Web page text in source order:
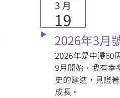
3 月
19
2026年3月
2026年是中浸60
9月開始，我有幸
史的建造，見證
成長。